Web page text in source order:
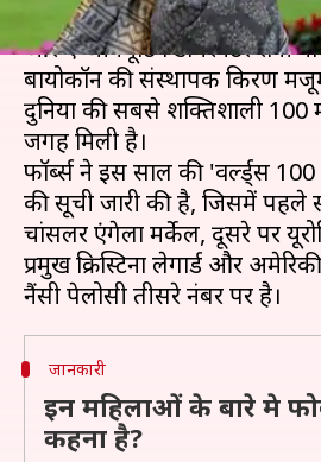
वित्त मंत्री निर्मला सीतारमण,
और एग्जीक्यूटिव डायरेक्टर रोनी
बायोकॉन की संस्थापक किरण
दुनिया की सबसे शक्तिशाली
जगह मिली है।
फॉर्ब्स ने इस साल की 'वर्ल्ड्स
की सूची जारी की है, जिसमें पहले
चांसलर एंगेला मर्केल, दूसरे पर
प्रमुख क्रिस्टिना लेगार्ड और
जानकारी
इन महिलाओं के बारे मे
कहना है?